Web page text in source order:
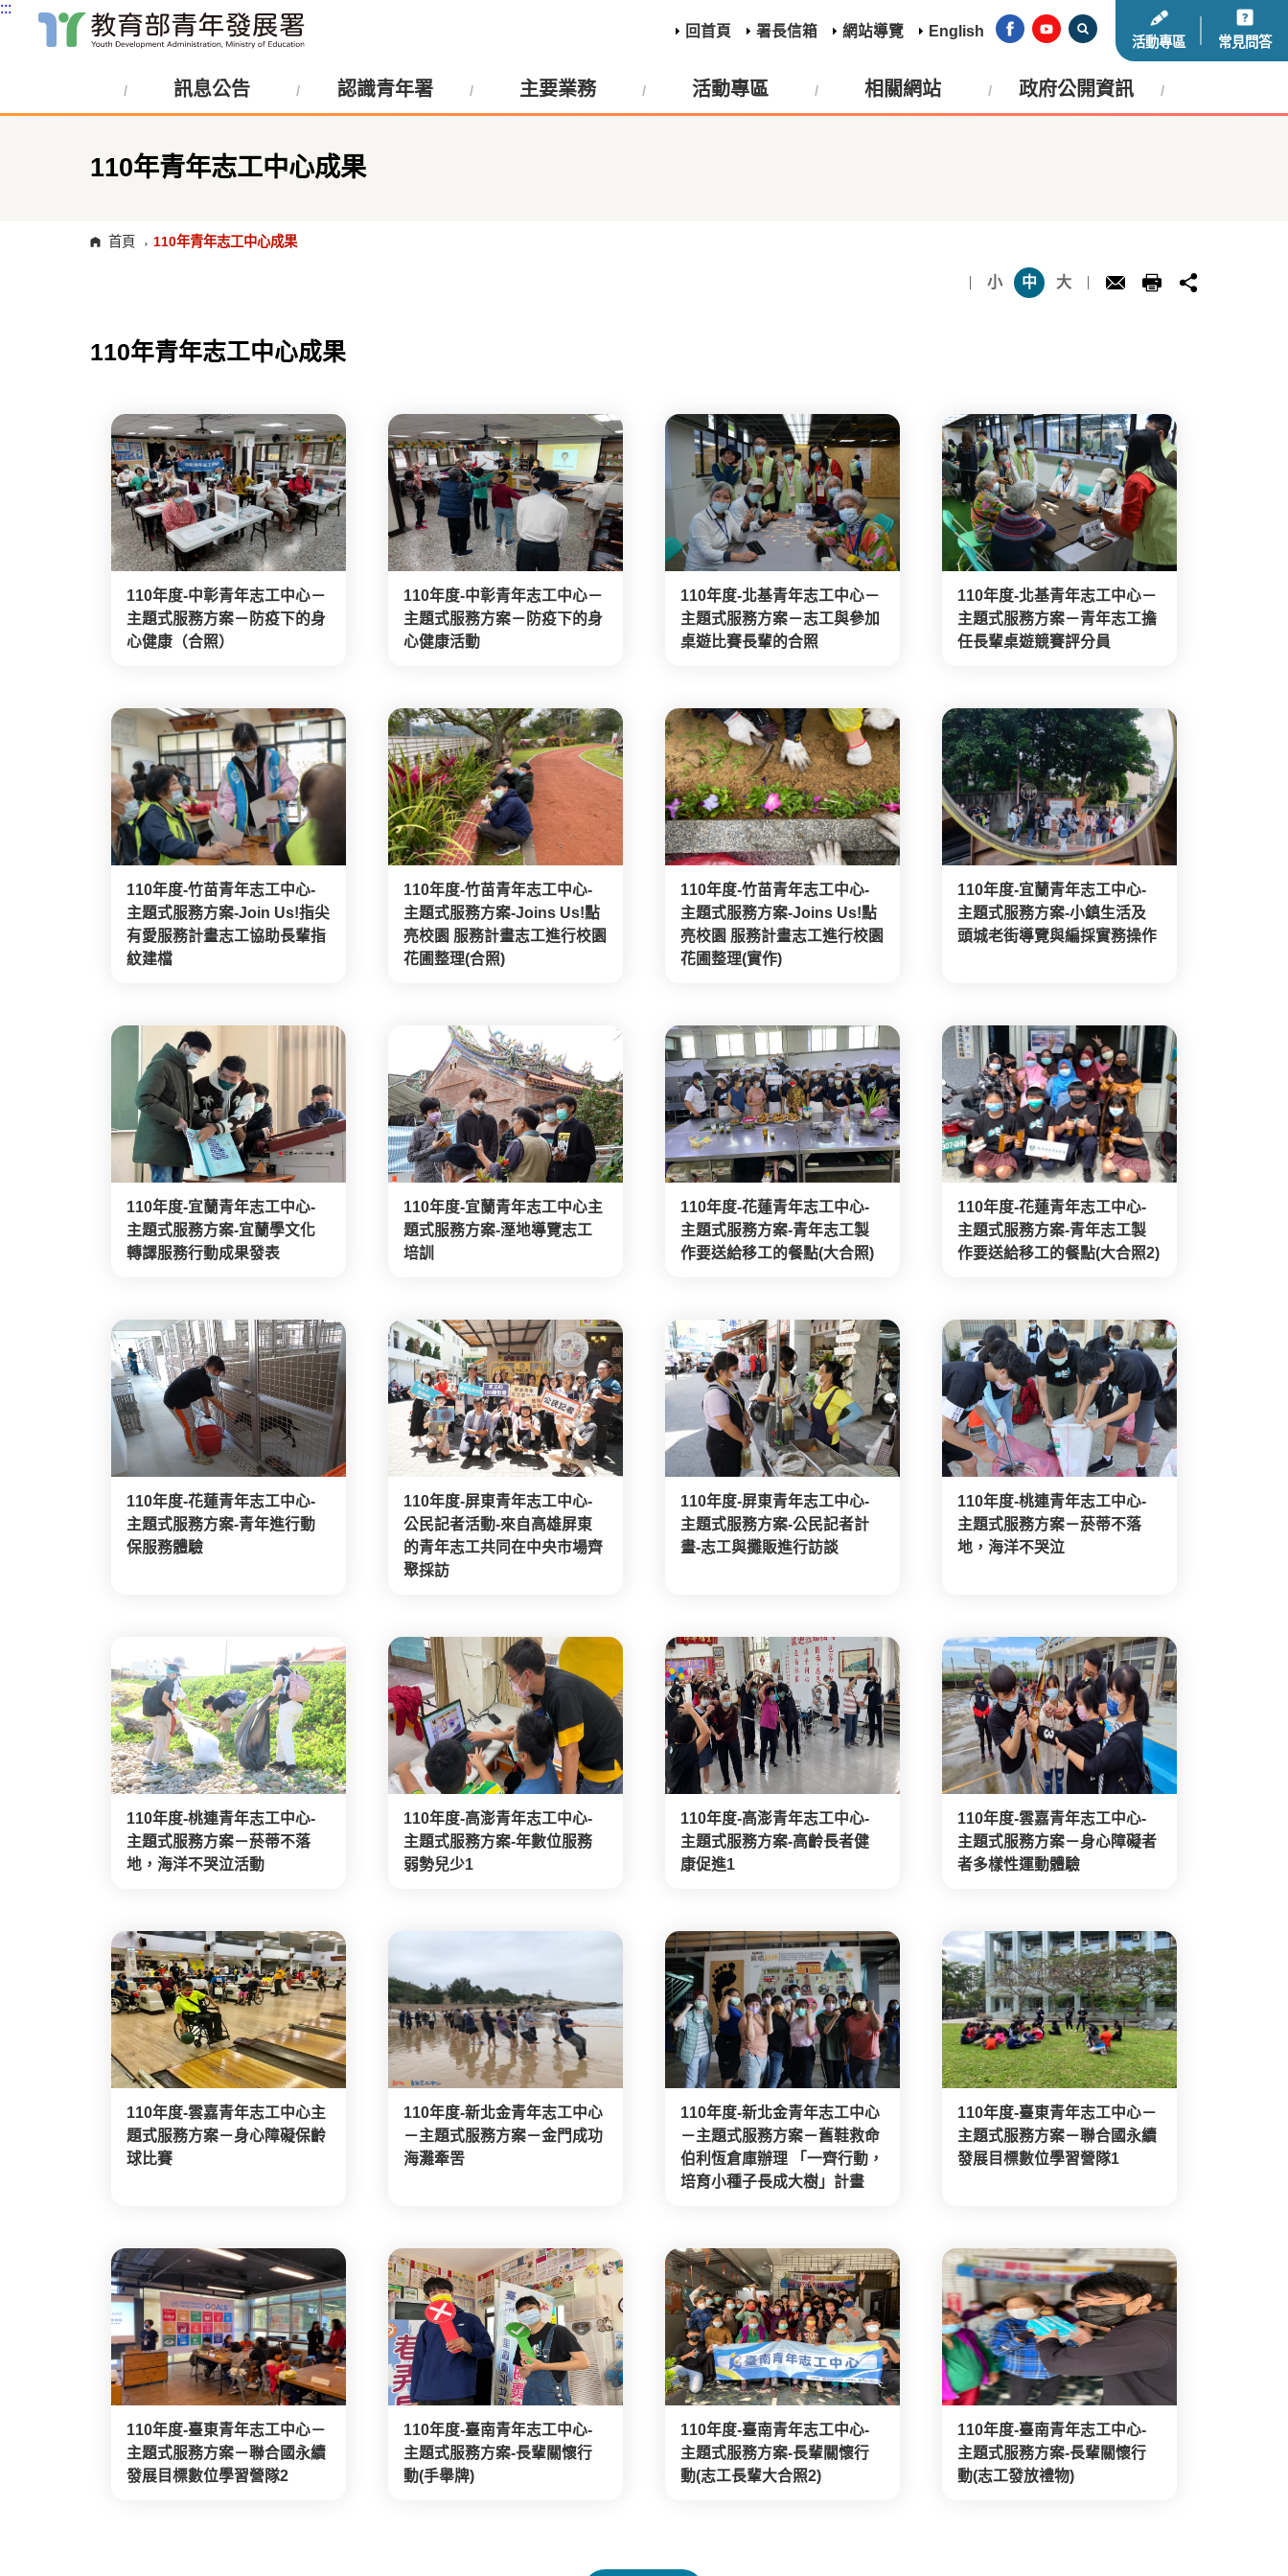
:::
回首頁
署長信箱 網站導覽 English
活動專區 常見問答
訊息公告 認識青年署 主要業務 活動專區 相關網站 政府公開資訊
110年青年志工中心成果
首頁 110年青年志工中心成果
小 中 大
110年青年志工中心成果
110年度-中彰青年志工中心－
主題式服務方案－防疫下的身
心健康（合照）
110年度-中彰青年志工中心－
主題式服務方案－防疫下的身
心健康活動
110年度-北基青年志工中心－
主題式服務方案－志工與參加
桌遊比賽長輩的合照
110年度-北基青年志工中心－
主題式服務方案－青年志工擔
任長輩桌遊競賽評分員
110年度-竹苗青年志工中心-
主題式服務方案-Join Us!指尖
有愛服務計畫志工協助長輩指
紋建檔
110年度-竹苗青年志工中心-
主題式服務方案-Joins Us!點
亮校園 服務計畫志工進行校園
花圃整理(合照)
110年度-竹苗青年志工中心-
主題式服務方案-Joins Us!點
亮校園 服務計畫志工進行校園
花圃整理(實作)
110年度-宜蘭青年志工中心-
主題式服務方案-小鎮生活及
頭城老街導覽與編採實務操作
110年度-宜蘭青年志工中心-
主題式服務方案-宜蘭學文化
轉譯服務行動成果發表
110年度-宜蘭青年志工中心主
題式服務方案-溼地導覽志工
培訓
110年度-花蓮青年志工中心-
主題式服務方案-青年志工製
作要送給移工的餐點(大合照)
110年度-花蓮青年志工中心-
主題式服務方案-青年志工製
作要送給移工的餐點(大合照2)
110年度-花蓮青年志工中心-
主題式服務方案-青年進行動
保服務體驗
110年度-屏東青年志工中心-
公民記者活動-來自高雄屏東
的青年志工共同在中央市場齊
聚採訪
110年度-屏東青年志工中心-
主題式服務方案-公民記者計
畫-志工與攤販進行訪談
110年度-桃連青年志工中心-
主題式服務方案－菸蒂不落
地，海洋不哭泣
110年度-桃連青年志工中心-
主題式服務方案－菸蒂不落
地，海洋不哭泣活動
110年度-高澎青年志工中心-
主題式服務方案-年數位服務
弱勢兒少1
110年度-高澎青年志工中心-
主題式服務方案-高齡長者健
康促進1
110年度-雲嘉青年志工中心-
主題式服務方案－身心障礙者
者多樣性運動體驗
110年度-雲嘉青年志工中心主
題式服務方案－身心障礙保齡
球比賽
110年度-新北金青年志工中心
－主題式服務方案－金門成功
海灘牽罟
110年度-新北金青年志工中心
－主題式服務方案－舊鞋救命
伯利恆倉庫辦理 「一齊行動，
培育小種子長成大樹」計畫
110年度-臺東青年志工中心－
主題式服務方案－聯合國永續
發展目標數位學習營隊1
110年度-臺東青年志工中心－
主題式服務方案－聯合國永續
發展目標數位學習營隊2
110年度-臺南青年志工中心-
主題式服務方案-長輩關懷行
動(手舉牌)
110年度-臺南青年志工中心-
主題式服務方案-長輩關懷行
動(志工長輩大合照2)
110年度-臺南青年志工中心-
主題式服務方案-長輩關懷行
動(志工發放禮物)